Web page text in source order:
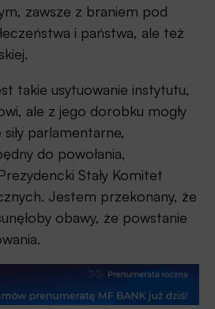
zawsze z braniem pod
i państwa, ale też
takie usytuowanie instytutu,
ale z jego dorobku mogły
parlamentarne,
do powołania,
Stały Komitet
Jestem przekonany, że
obawy, że powstanie